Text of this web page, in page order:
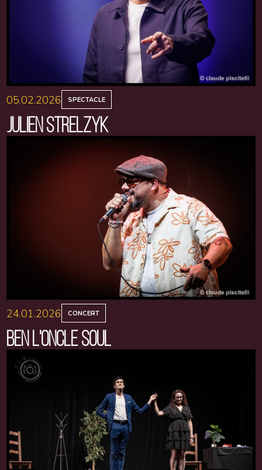
05.02.2026 SPECTACLE
JULIEN STRELZYK
24.01.2026 CONCERT
BEN L'ONCLE SOUL